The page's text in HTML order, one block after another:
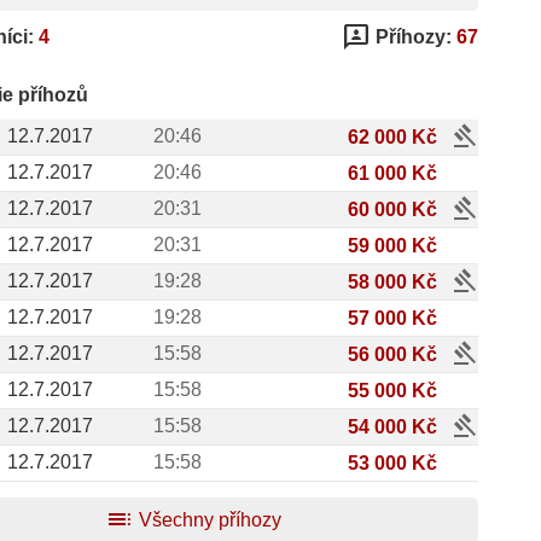
4 3p Příhozy: 67
příhozů
12.7.2017
20:46 62 000 Kč gavel
12.7.2017 20:46
61 000 Kč
12.7.2017
20:31 60 000 Kč gavel
12.7.2017 20:31
59 000 Kč
12.7.2017
19:28 58 000 Kč gavel
12.7.2017 19:28
57 000 Kč
12.7.2017
15:58 56 000 Kč gavel
12.7.2017 15:58
55 000 Kč
12.7.2017
15:58 54 000 Kč gavel
12.7.2017 15:58 53 000 Kč
toc Všechny příhozy